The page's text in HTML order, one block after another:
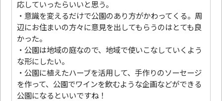
応していったらいいと思う。
・意識を変えるだけで公園のあり方がかわってくる。周
辺にお住まいの方々に意見を出してもらうのはとても良
かった。
・公園は地域の庭なので、地域で使いこなしていくよう
な形にしたい。
・公園に植えたハーブを活用して、手作りのソーセージ
を作って、公園でワインを飲むような企画などができる
公園になるといいですね！